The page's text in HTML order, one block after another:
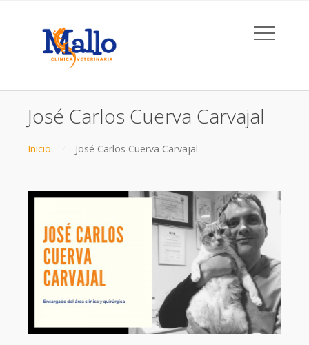
José Carlos Cuerva Carvajal
Inicio José Carlos Cuerva Carvajal